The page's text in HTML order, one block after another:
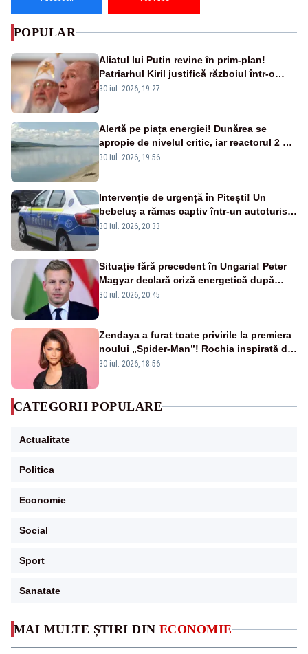
MAI MULTE ȘTIRI DIN ECONOMIE
POPULAR
Aliatul lui Putin revine în prim-plan!
Patriarhul Kiril justifică războiul într-o
nouă carte
30 iul. 2026, 19:27
Alertă pe piața energiei! Dunărea se
apropie de nivelul critic, iar reactorul 2 de
la Cernavodă ar putea fi oprit
30 iul. 2026, 19:56
Intervenție de urgență în Pitești! Un
bebeluș a rămas captiv într-un autoturism
din cauza unei defecțiuni
30 iul. 2026, 20:33
Situație fără precedent în Ungaria! Peter
Magyar declară criză energetică după
oprirea centralei de la Paks
30 iul. 2026, 20:45
Zendaya a furat toate privirile la premiera
noului „Spider-Man”! Rochia inspirată de
pânza de păianjen a făcut senzație
30 iul. 2026, 18:56
CATEGORII POPULARE
Actualitate
Politica
Economie
Social
Sport
Sanatate